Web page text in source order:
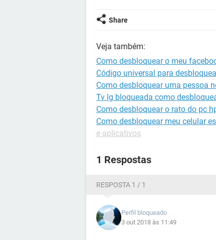
Share
Veja também:
Como desbloquear o meu
Código universal para
Como desbloquear uma pessoa
Tv lg bloqueada como
Como desbloquear o rato do pc
Como desbloquear meu celular
e aplicativos
1 Respostas
RESPOSTA 1 / 1
Perfil bloqueado
3 out 2018 às 11:49